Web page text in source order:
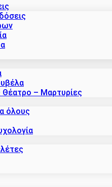
Θέατρο – Μαρτυρίες
όλους